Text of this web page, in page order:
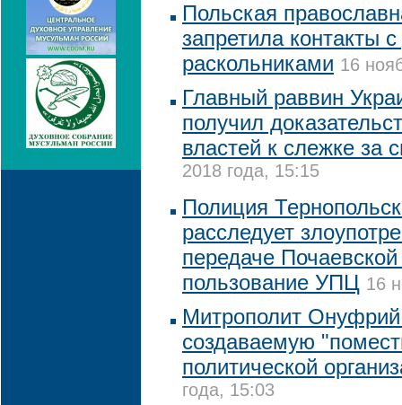
Польская
запретила контакты
раскольниками 16
Главный раввин
получил
властей к слежке за
2018 года, 15:15
Полиция
расследует
передаче
пользование УПЦ 16
Митрополит
создаваемую
политической
года, 15:03